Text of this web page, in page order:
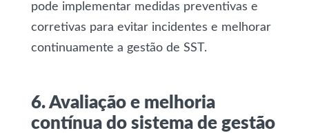
pode implementar medidas preventivas e
corretivas para evitar incidentes e melhorar
continuamente a gestão de SST.
6. Avaliação e melhoria
contínua do sistema de gestão